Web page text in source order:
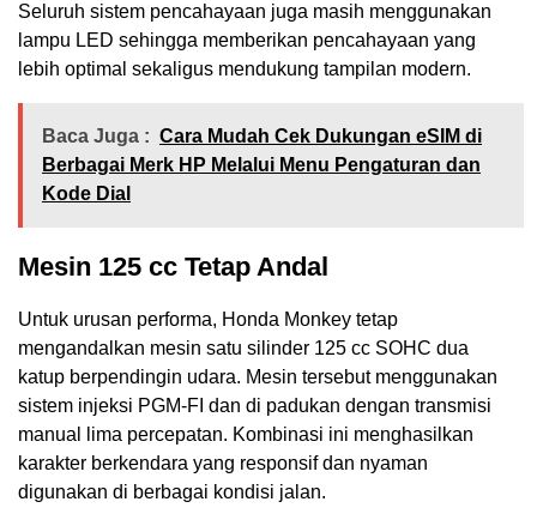
Seluruh sistem pencahayaan juga masih menggunakan
lampu LED sehingga memberikan pencahayaan yang
lebih optimal sekaligus mendukung tampilan modern.
Baca Juga : Cara Mudah Cek Dukungan eSIM di
Berbagai Merk HP Melalui Menu Pengaturan dan
Kode Dial
Mesin 125 cc Tetap Andal
Untuk urusan performa, Honda Monkey tetap
mengandalkan mesin satu silinder 125 cc SOHC dua
katup berpendingin udara. Mesin tersebut menggunakan
sistem injeksi PGM-FI dan di padukan dengan transmisi
manual lima percepatan. Kombinasi ini menghasilkan
karakter berkendara yang responsif dan nyaman
digunakan di berbagai kondisi jalan.